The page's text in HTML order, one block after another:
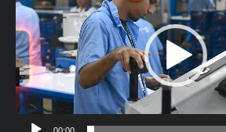
vídeo